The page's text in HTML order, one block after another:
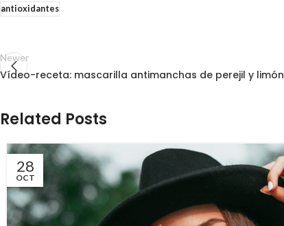
antioxidantes
Newer
Vídeo-receta: mascarilla antimanchas de perejil y limón
Related Posts
28
OCT